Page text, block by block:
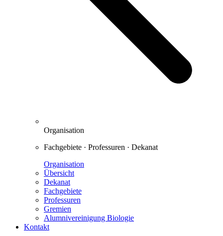
Organisation
Fachgebiete · Professuren · Dekanat
Organisation
Übersicht
Dekanat
Fachgebiete
Professuren
Gremien
Alumnivereinigung Biologie
Kontakt